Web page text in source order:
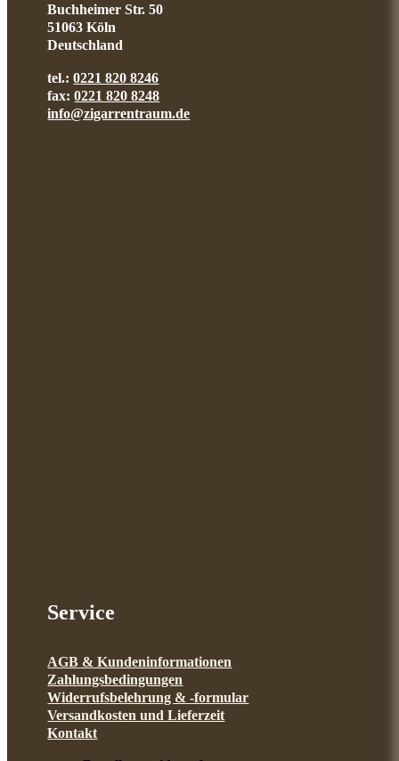
Buchheimer Str. 50
51063 Köln
Deutschland
tel.:0221 820 8246
fax:0221 820 8248
info@zigarrentraum.de
Service
AGB & Kundeninformationen
Zahlungsbedingungen
Widerrufsbelehrung & -formular
Versandkosten und Lieferzeit
Kontakt